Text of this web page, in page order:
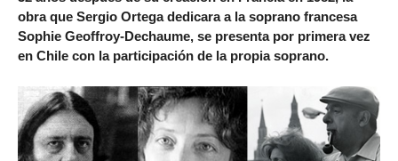
obra que Sergio Ortega dedicara a la soprano francesa
Sophie Geoffroy-Dechaume, se presenta por primera vez
en Chile con la participación de la propia soprano.